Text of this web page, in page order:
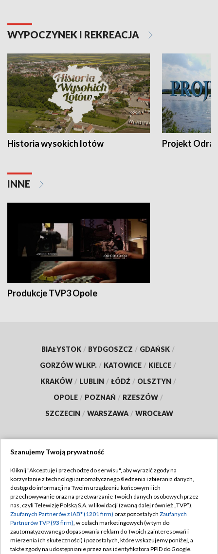
WYPOCZYNEK I REKREACJA
Historia wysokich lotów Projekt Odra
INNE
Produkcje TVP3 Opole
BIAŁYSTOK / BYDGOSZCZ / GDAŃSK /
GORZÓW WLKP. / KATOWICE / KIELCE /
KRAKÓW / LUBLIN / ŁÓDŹ / OLSZTYN /
OPOLE / POZNAŃ / RZESZÓW /
SZCZECIN / WARSZAWA / WROCŁAW
TVP
Abonament TVP
Emisja w TVP
Centrum informacji TVP
Naziemna Telewizja Cyfrowa
Regulamin TVP
Polityka prywatności
Moje zgody
Pomoc
Szanujemy Twoją prywatność
Kliknij "Akceptuję i przechodzę do serwisu", aby wyrazić zgody na
korzystanie z technologii automatycznego śledzenia i zbierania danych,
dostęp do informacji na Twoim urządzeniu końcowym i ich
przechowywanie oraz na przetwarzanie Twoich danych osobowych przez
nas, czyli Telewizję Polską S.A. w likwidacji (zwaną dalej również „TVP”),
Zaufanych Partnerów z IAB* (1201 firm) oraz pozostałych Zaufanych
Partnerów TVP (93 firm), w celach marketingowych (w tym do
zautomatyzowanego dopasowania reklam do Twoich zainteresowań i
mierzenia ich skuteczności) i pozostałych, które wskazujemy poniżej, a
także zgody na udostępnianie przez nas identyfikatora PPID do Google.